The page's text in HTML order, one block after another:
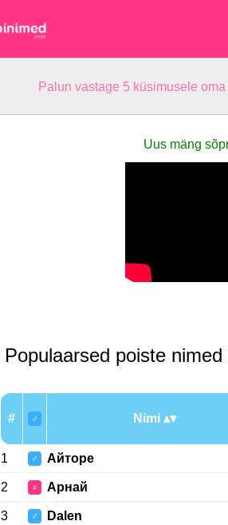
Palun vastage 5 küsimusele
Uus mäng
Populaarsed poiste
# ♂ Nimi
1 ♂ Айторе
2 ♀ Арнай
3 ♂ Dalen